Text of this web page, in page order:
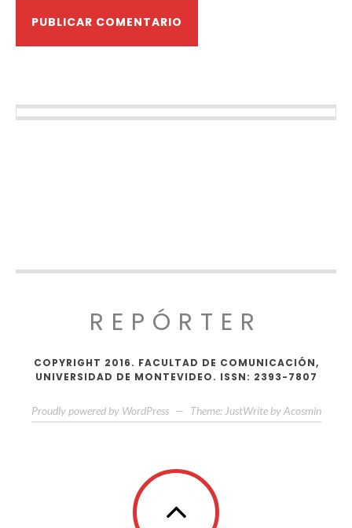
REPÓRTER
COPYRIGHT 2016. FACULTAD DE COMUNICACIÓN,
UNIVERSIDAD DE MONTEVIDEO. ISSN: 2393-7807
Proudly powered by WordPress — Theme: JustWrite by Acosmin